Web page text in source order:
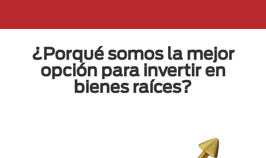
¿Porqué somos la mejor
opción para invertir en
bienes raíces?